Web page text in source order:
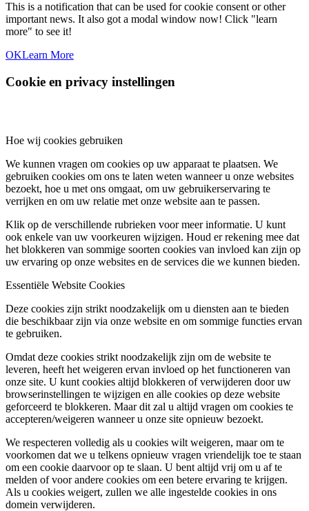
This is a notification that can be used for cookie consent or other
important news. It also got a modal window now! Click "learn
more" to see it!
OKLearn More
Cookie en privacy instellingen
Hoe wij cookies gebruiken
We kunnen vragen om cookies op uw apparaat te plaatsen. We
gebruiken cookies om ons te laten weten wanneer u onze websites
bezoekt, hoe u met ons omgaat, om uw gebruikerservaring te
verrijken en om uw relatie met onze website aan te passen.
Klik op de verschillende rubrieken voor meer informatie. U kunt
ook enkele van uw voorkeuren wijzigen. Houd er rekening mee dat
het blokkeren van sommige soorten cookies van invloed kan zijn op
uw ervaring op onze websites en de services die we kunnen bieden.
Essentiële Website Cookies
Deze cookies zijn strikt noodzakelijk om u diensten aan te bieden
die beschikbaar zijn via onze website en om sommige functies ervan
te gebruiken.
Omdat deze cookies strikt noodzakelijk zijn om de website te
leveren, heeft het weigeren ervan invloed op het functioneren van
onze site. U kunt cookies altijd blokkeren of verwijderen door uw
browserinstellingen te wijzigen en alle cookies op deze website
geforceerd te blokkeren. Maar dit zal u altijd vragen om cookies te
accepteren/weigeren wanneer u onze site opnieuw bezoekt.
We respecteren volledig als u cookies wilt weigeren, maar om te
voorkomen dat we u telkens opnieuw vragen vriendelijk toe te staan
om een cookie daarvoor op te slaan. U bent altijd vrij om u af te
melden of voor andere cookies om een betere ervaring te krijgen.
Als u cookies weigert, zullen we alle ingestelde cookies in ons
domein verwijderen.